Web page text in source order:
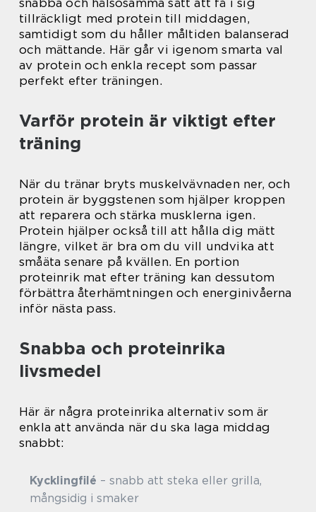
snabba och hälsosamma sätt att få i sig
tillräckligt med protein till middagen,
samtidigt som du håller måltiden balanserad
och mättande. Här går vi igenom smarta val
av protein och enkla recept som passar
perfekt efter träningen.
Varför protein är viktigt efter
träning
När du tränar bryts muskelvävnaden ner, och
protein är byggstenen som hjälper kroppen
att reparera och stärka musklerna igen.
Protein hjälper också till att hålla dig mätt
längre, vilket är bra om du vill undvika att
småäta senare på kvällen. En portion
proteinrik mat efter träning kan dessutom
förbättra återhämtningen och energinivåerna
inför nästa pass.
Snabba och proteinrika
livsmedel
Här är några proteinrika alternativ som är
enkla att använda när du ska laga middag
snabbt:
Kycklingfilé – snabb att steka eller grilla,
mångsidig i smaker